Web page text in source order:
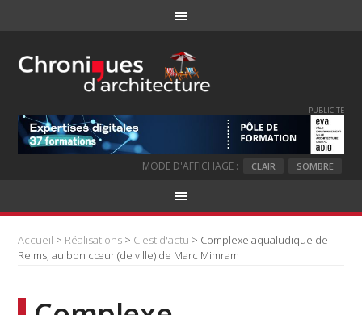
PUBLICITE
MODE D'AFFICHAGE : CLAIR SOMBRE
Accueil > Réalisations > C'est d'actu > Complexe aqualudique de
Reims, au bon cœur (de ville) de Marc Mimram